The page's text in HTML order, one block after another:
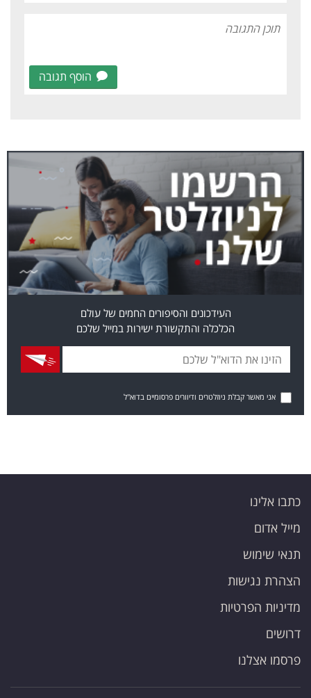
הוסף תגובה
העידכונים והסיפורים החמים של עולם
הכלכלה והתקשורת ישירות במייל שלכם
אני מאשר קבלת ניוזלטרים ודיוורים פרסומיים בדוא"ל
כתבו אלינו
מייל אדום
תנאי שימוש
הצהרת נגישות
מדיניות הפרטיות
דרושים
פרסמו אצלנו